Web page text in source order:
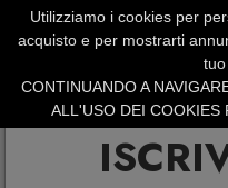
SERVIZIO
SUMMER
Utilizziamo i cookies per
acquisto e per mostrarti
CONTINUANDO A
ALL'USO DEI COOKIES